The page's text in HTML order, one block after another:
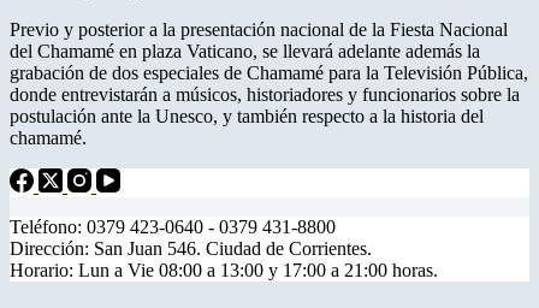
Previo y posterior a la presentación nacional de la Fiesta Nacional
del Chamamé en plaza Vaticano, se llevará adelante además la
grabación de dos especiales de Chamamé para la Televisión Pública,
donde entrevistarán a músicos, historiadores y funcionarios sobre la
postulación ante la Unesco, y también respecto a la historia del
chamamé.
Teléfono: 0379 423-0640 - 0379 431-8800
Dirección: San Juan 546. Ciudad de Corrientes.
Horario: Lun a Vie 08:00 a 13:00 y 17:00 a 21:00 horas.